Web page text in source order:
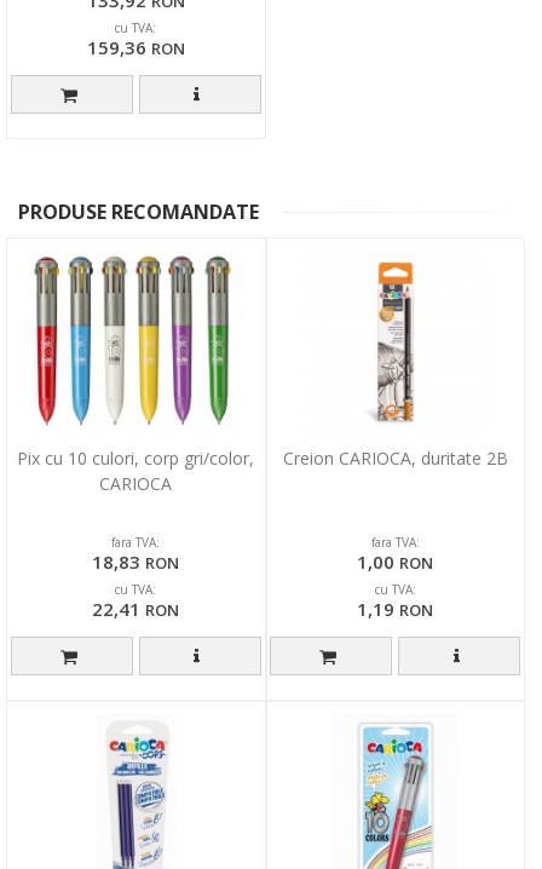
cu TVA:
159,36 RON
PRODUSE RECOMANDATE
Pix cu 10 culori, corp gri/color,
CARIOCA
fara TVA:
18,83 RON
cu TVA:
22,41 RON
Creion CARIOCA, duritate 2B
fara TVA:
1,00 RON
cu TVA:
1,19 RON